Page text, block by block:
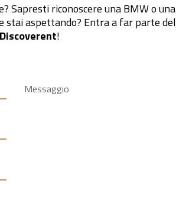
Sapresti riconoscere una BMW o una
stai aspettando? Entra a far parte del
!
Messaggio